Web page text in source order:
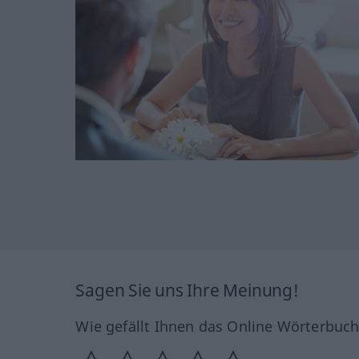
Sagen Sie uns Ihre Meinung!
Wie gefällt Ihnen das Online